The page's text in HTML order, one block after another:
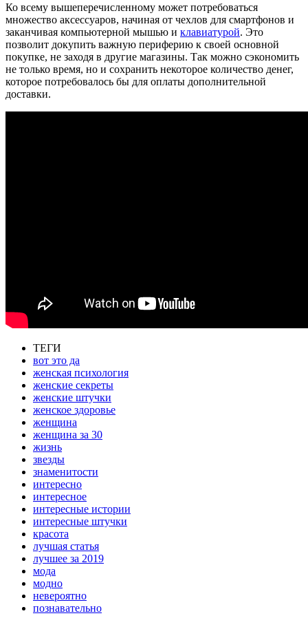
Ко всему вышеперечисленному может потребоваться
множество аксессуаров, начиная от чехлов для смартфонов и
заканчивая компьютерной мышью и клавиатурой. Это
позволит докупить важную периферию к своей основной
покупке, не заходя в другие магазины. Так можно сэкономить
не только время, но и сохранить некоторое количество денег,
которое потребовалось бы для оплаты дополнительной
доставки.
ТЕГИ
вот это да
женская психология
женские секреты
женские штучки
женское здоровье
женщина
женщина за 30
жизнь
звезды
знаменитости
интересно
интересное
интересные истории
интересные штучки
красота
лучшая статья
лучшее за 2019
мода
модно
невероятно
познавательно